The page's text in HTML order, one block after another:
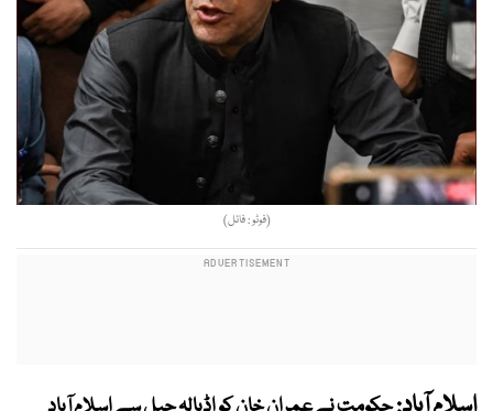
(فوٹو : فائل)